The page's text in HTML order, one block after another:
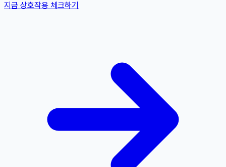
지금 상호작용 체크하기